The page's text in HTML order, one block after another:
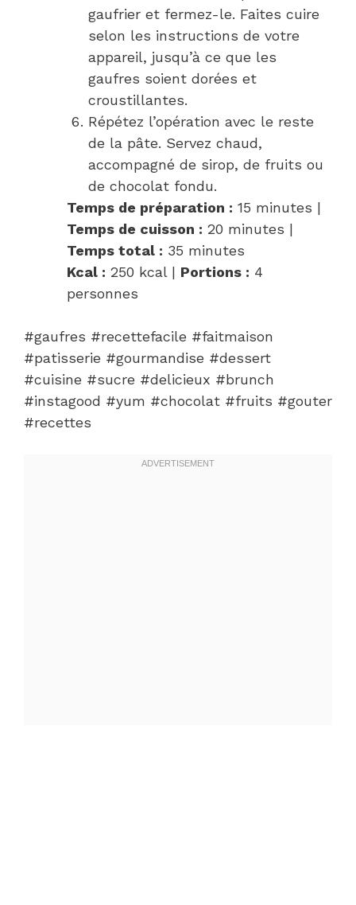
gaufrier et fermez-le. Faites cuire
selon les instructions de votre
appareil, jusqu’à ce que les
gaufres soient dorées et
croustillantes.
Répétez l’opération avec le reste
de la pâte. Servez chaud,
accompagné de sirop, de fruits ou
de chocolat fondu.
Temps de préparation : 15 minutes |
Temps de cuisson : 20 minutes |
Temps total : 35 minutes
Kcal : 250 kcal | Portions : 4
personnes
#gaufres #recettefacile #faitmaison
#patisserie #gourmandise #dessert
#cuisine #sucre #delicieux #brunch
#instagood #yum #chocolat #fruits #gouter
#recettes